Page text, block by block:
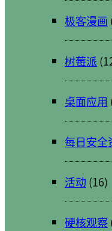
极客漫画
树莓派
桌面应用
每日安全
活动 (16)
硬核观察